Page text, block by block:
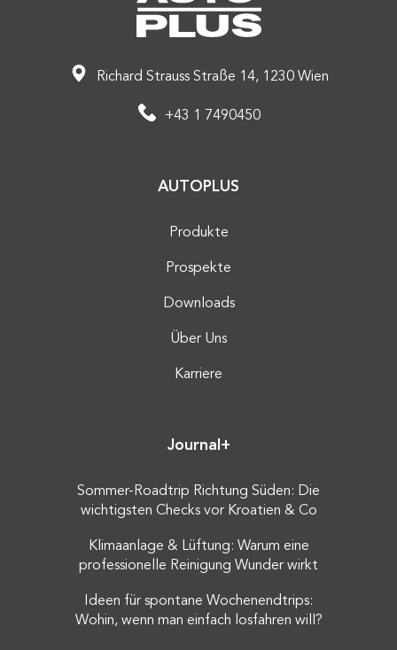
Richard Strauss Straße 14, 1230 Wien
+43 1 7490450
AUTOPLUS
Produkte
Prospekte
Downloads
Über Uns
Karriere
Journal+
Sommer-Roadtrip Richtung Süden: Die
wichtigsten Checks vor Kroatien & Co
Klimaanlage & Lüftung: Warum eine
professionelle Reinigung Wunder wirkt
Ideen für spontane Wochenendtrips:
Wohin, wenn man einfach losfahren will?